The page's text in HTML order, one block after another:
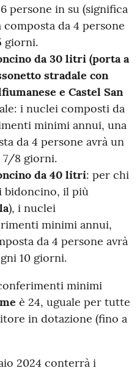
persone in su (significa
da 4 persone
giorni.
da 30 litri (porta a
stradale con
e Castel San
i nuclei composti da
minimi annui, una
da 4 persone avrà un
7/8 giorni.
da 40 litri: per chi
bidoncino, il più
), i nuclei
minimi annui,
da 4 persone avrà
10 giorni.
minimi
è 24, uguale per tutte
in dotazione (fino a
2024 conterrà i